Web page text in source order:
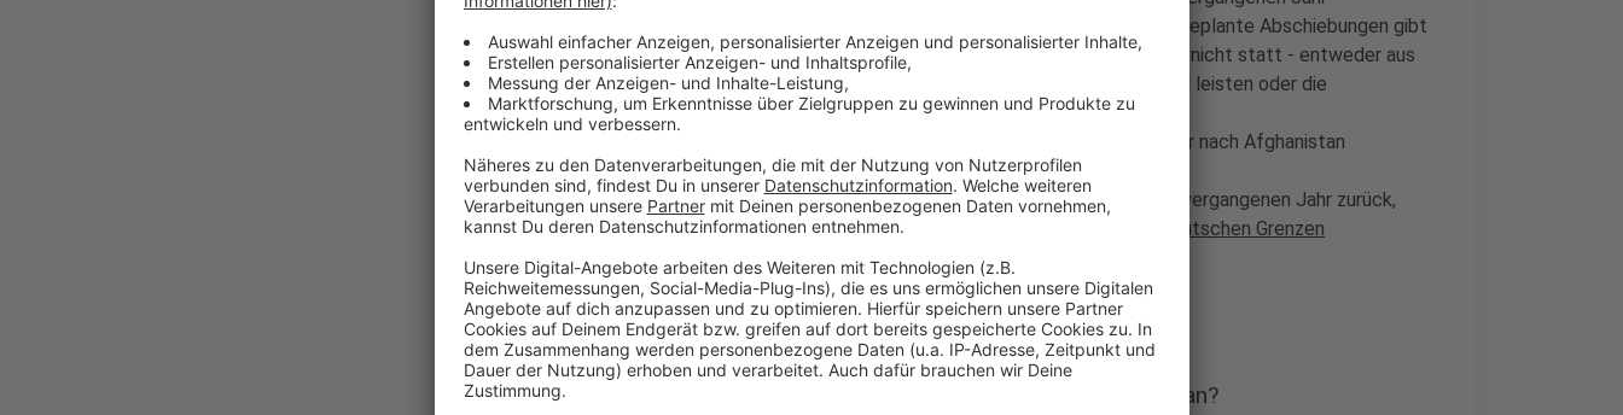
hat. Ungefähr 20 Prozent mehr als im Vorjahr. Geplante Abschiebungen gibt
es aber viel mehr: Gut zwei Drittel von ihnen finden allerdings nicht statt - entweder aus
medizinischen Gründen oder weil die Betroffenen Widerstand leisten oder die
Fluggesellschaft dieBeförderung verweigert.
28 - so viele Straftäter hat Deutschland im vergangenen Jahr nach Afghanistan
abschieben können. Etwas bis dahin Einmaliges.
30 - um diese Prozentzahl ging die Zahl der Asylgesuche im vergangenen Jahr zurück,
unter anderem wird das auf intensivere
Kontrollen an den deutschen Grenzen
zurückgeführt.
Anzeige
Migrationsdebatte in Deutschland: Worauf kommt es an?